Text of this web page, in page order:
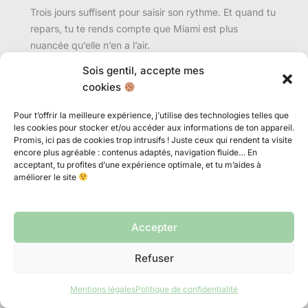
Sois gentil, accepte mes
cookies
Pour t’offrir la meilleure expérience, j’utilise des technologies telles que
les cookies pour stocker et/ou accéder aux informations de ton appareil.
Promis, ici pas de cookies trop intrusifs ! Juste ceux qui rendent ta visite
encore plus agréable : contenus adaptés, navigation fluide… En
acceptant, tu profites d’une expérience optimale, et tu m’aides à
améliorer le site
Accepter
Refuser
Mentions légalesPolitique de confidentialité
Trois jours suffisent pour saisir son rythme. Et quand tu
repars, tu te rends compte que Miami est plus
nuancée qu’elle n’en a l’air.
Globe-trotter à mes heures perdues, j’ai déjà
n’a d’égal que l’amour que je porte à Kévin
bonne raclette et un film où joue Matthew